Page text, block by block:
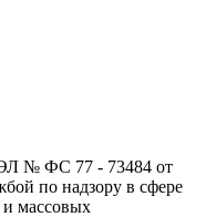
№ ФС 77 - 73484 от
по надзору в сфере
массовых